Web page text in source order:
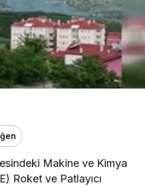
Makine ve Kimya
Roket ve Patlayıcı